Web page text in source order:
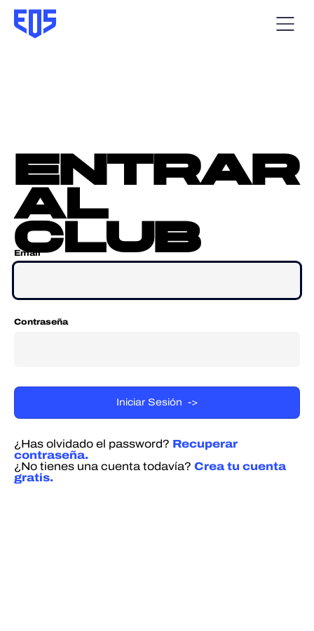
entrar
al
club
Email
Contraseña
¿Has olvidado el password? Recuperar
contraseña.
¿No tienes una cuenta todavía? Crea tu cuenta
gratis.